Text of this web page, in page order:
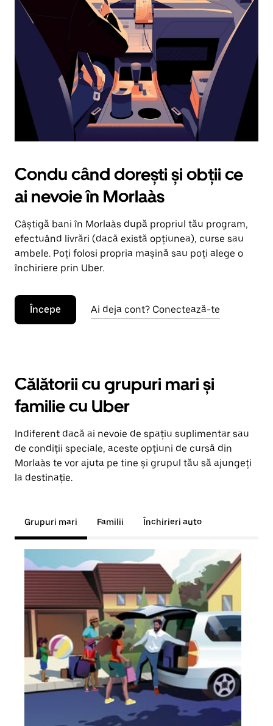
în
jos.
Închide
calendarul
apăsând
pe
butonul
Escape.
Condu când dorești și obții ce
ai nevoie în Morlaàs
Câștigă bani în Morlaàs după propriul tău program,
efectuând livrări (dacă există opțiunea), curse sau
ambele. Poți folosi propria mașină sau poți alege o
închiriere prin Uber.
Începe Ai deja cont? Conectează-te
Călătorii cu grupuri mari și
familie cu Uber
Indiferent dacă ai nevoie de spațiu suplimentar sau
de condiții speciale, aceste opțiuni de cursă din
Morlaàs te vor ajuta pe tine și grupul tău să ajungeți
la destinație.
Grupuri mari Familii Închirieri auto